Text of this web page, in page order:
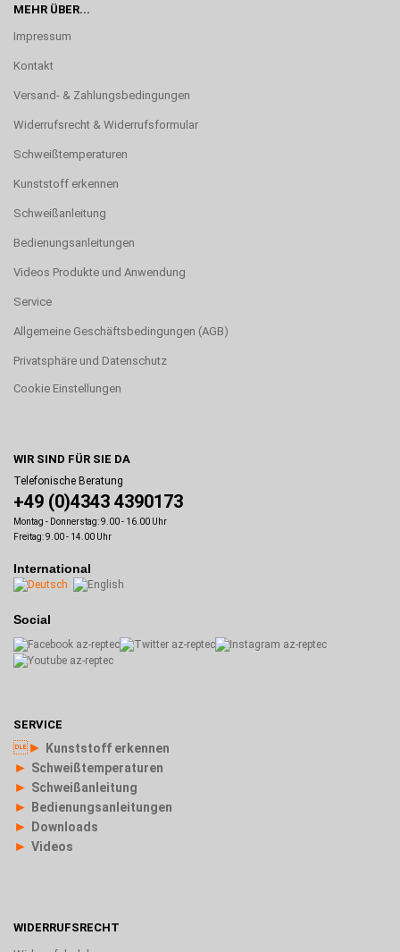
MEHR ÜBER...
Impressum
Kontakt
Versand- & Zahlungsbedingungen
Widerrufsrecht & Widerrufsformular
Schweißtemperaturen
Kunststoff erkennen
Schweißanleitung
Bedienungsanleitungen
Videos Produkte und Anwendung
Service
Allgemeine Geschäftsbedingungen (AGB)
Privatsphäre und Datenschutz
Cookie Einstellungen
WIR SIND FÜR SIE DA
Telefonische Beratung
+49 (0)4343 4390173
Montag - Donnerstag: 9.00 - 16.00 Uhr
Freitag: 9.00 - 14.00 Uhr
International
Social
SERVICE
► Kunststoff erkennen
► Schweißtemperaturen
► Schweißanleitung
► Bedienungsanleitungen
► Downloads
► Videos
WIDERRUFSRECHT